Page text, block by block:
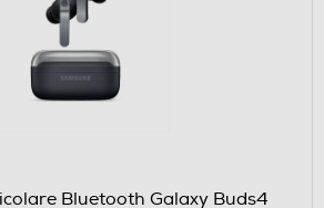
Bluetooth Galaxy Buds4